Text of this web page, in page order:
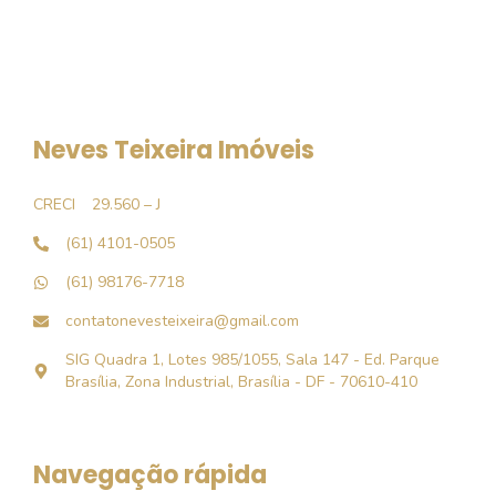
Neves Teixeira Imóveis
CRECI
29.560 – J
(61) 4101-0505
(61) 98176-7718
contatonevesteixeira@gmail.com
SIG Quadra 1, Lotes 985/1055, Sala 147 - Ed. Parque
Brasília, Zona Industrial, Brasília - DF - 70610-410
Navegação rápida